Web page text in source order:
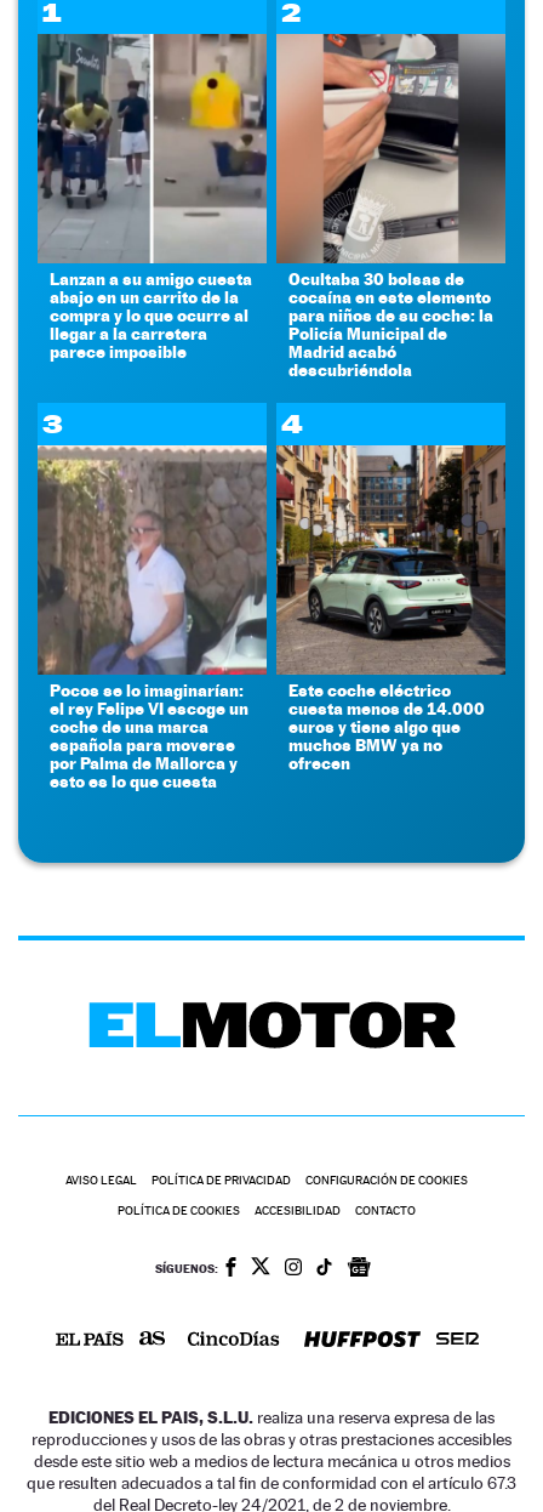
1
Lanzan a su amigo cuesta
abajo en un carrito de la
compra y lo que ocurre al
llegar a la carretera
parece imposible
2
Ocultaba 30 bolsas de
cocaína en este elemento
para niños de su coche: la
Policía Municipal de
Madrid acabó
descubriéndola
3
Pocos se lo imaginarían:
el rey Felipe VI escoge un
coche de una marca
española para moverse
por Palma de Mallorca y
esto es lo que cuesta
4
Este coche eléctrico
cuesta menos de 14.000
euros y tiene algo que
muchos BMW ya no
ofrecen
AVISO LEGAL POLÍTICA DE PRIVACIDAD CONFIGURACIÓN DE COOKIES
POLÍTICA DE COOKIES ACCESIBILIDAD CONTACTO
SÍGUENOS:
EDICIONES EL PAIS, S.L.U. realiza una reserva expresa de las
reproducciones y usos de las obras y otras prestaciones accesibles
desde este sitio web a medios de lectura mecánica u otros medios
que resulten adecuados a tal fin de conformidad con el artículo 67.3
del Real Decreto-ley 24/2021, de 2 de noviembre.